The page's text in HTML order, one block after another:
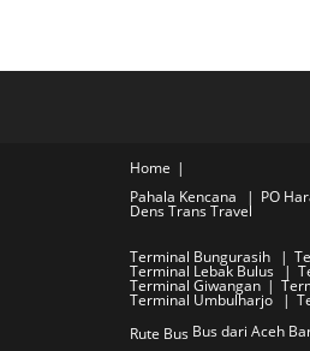
Home
Pahala Kencana PO
Dens Trans Travel
Terminal Bungurasih
Terminal Lebak Bulus
Terminal Giwangan
Terminal Umbulharjo
Rute Bus Bus dari Aceh